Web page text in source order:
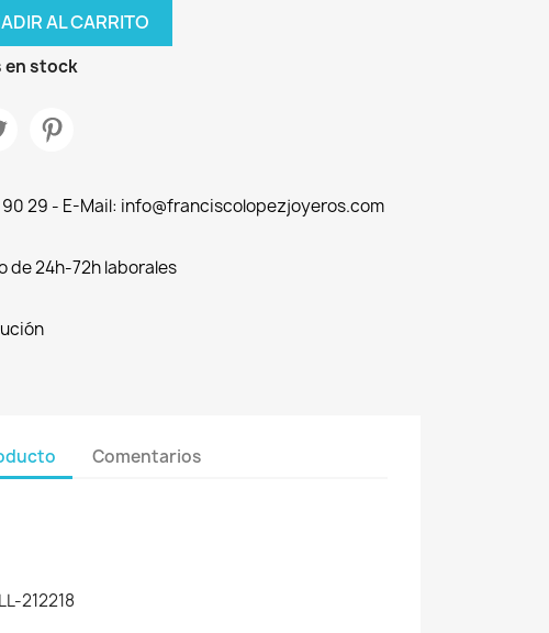
AL CARRITO
en stock
90 29 - E-Mail: info@franciscolopezjoyeros.com
de 24h-72h laborales
Comentarios
212218